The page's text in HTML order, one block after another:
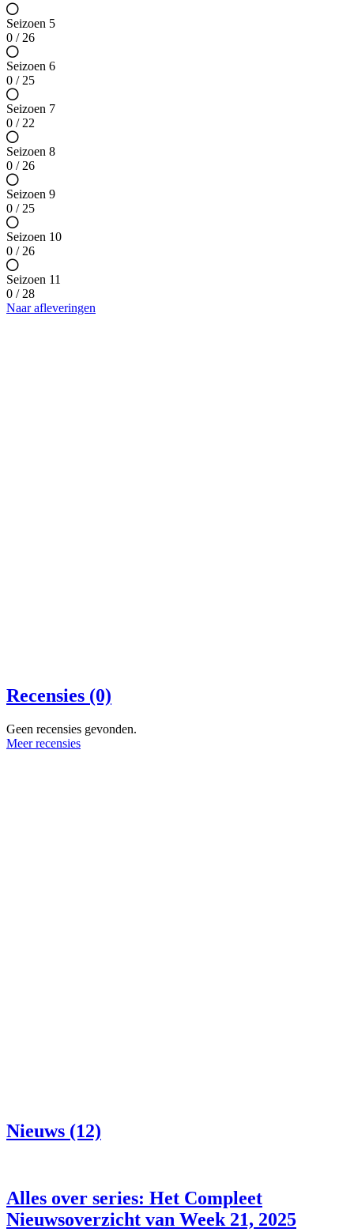
Seizoen 5
0 / 26
Seizoen 6
0 / 25
Seizoen 7
0 / 22
Seizoen 8
0 / 26
Seizoen 9
0 / 25
Seizoen 10
0 / 26
Seizoen 11
0 / 28
Naar afleveringen
Recensies (0)
Geen recensies gevonden.
Meer recensies
Nieuws (12)
Alles over series: Het Compleet
Nieuwsoverzicht van Week 21, 2025